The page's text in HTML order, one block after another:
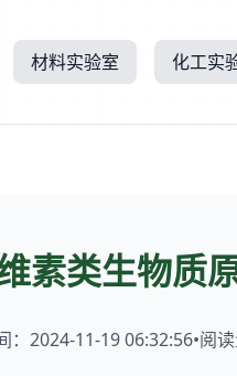
材料实验室 化工实
素类生物质
：2024-11-19 06:32:56•阅读